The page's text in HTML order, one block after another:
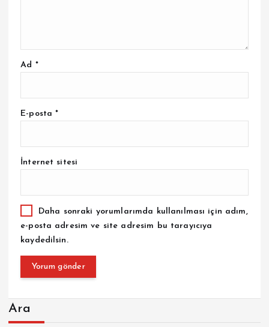
Ad *
E-posta*
İnternet sitesi
Daha sonraki yorumlarımda kullanılması için adım,
e-posta adresim ve site adresim bu tarayıcıya
kaydedilsin.
Ara